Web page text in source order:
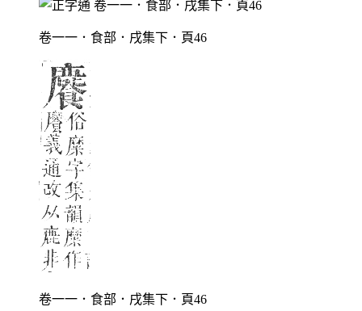
卷一一．食部．戌集下．頁46
卷一一．食部．戌集下．頁46